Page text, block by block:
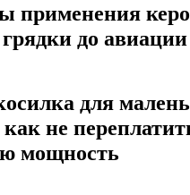
применения
до авиации
для
как не
мощность